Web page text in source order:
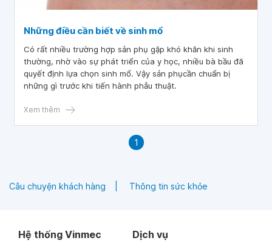
Những điều cần biết về sinh mổ
Có rất nhiều trường hợp sản phụ gặp khó khăn khi sinh
thường, nhờ vào sự phát triển của y học, nhiều bà bầu đã
quyết định lựa chọn sinh mổ. Vậy sản phụcần chuẩn bị
những gì trước khi tiến hành phẫu thuật.
Xem thêm
1
Câu chuyện khách hàng Thông tin sức khỏe
Hệ thống Vinmec Dịch vụ